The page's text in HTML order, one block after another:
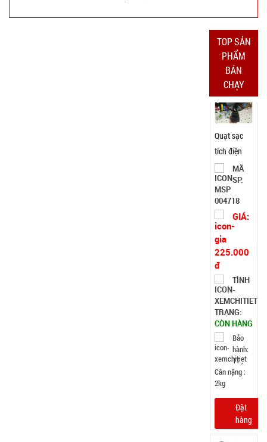
TOP SẢN
PHẨM
BÁN
CHẠY
hành:
Test
Đặt
hàng
Quạt sạc
tích điện
pin 10 cell
48V Lớn -
lồng sắt
cánh sắt
KO XOAY (
T18 )
MÃ
SP:
004718
GIÁ:
225.000
đ
TÌNH
TRẠNG:
CÒN HÀNG
Bảo
hành:
1T ,
Cân nặng :
2kg
Đặt
hàng